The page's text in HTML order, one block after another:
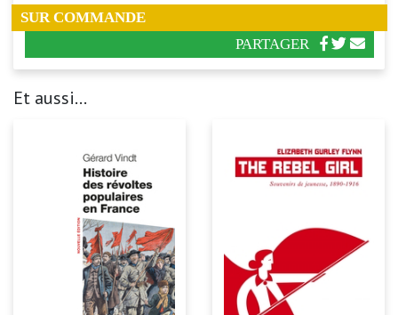
SUR COMMANDE
PARTAGER
Et aussi...